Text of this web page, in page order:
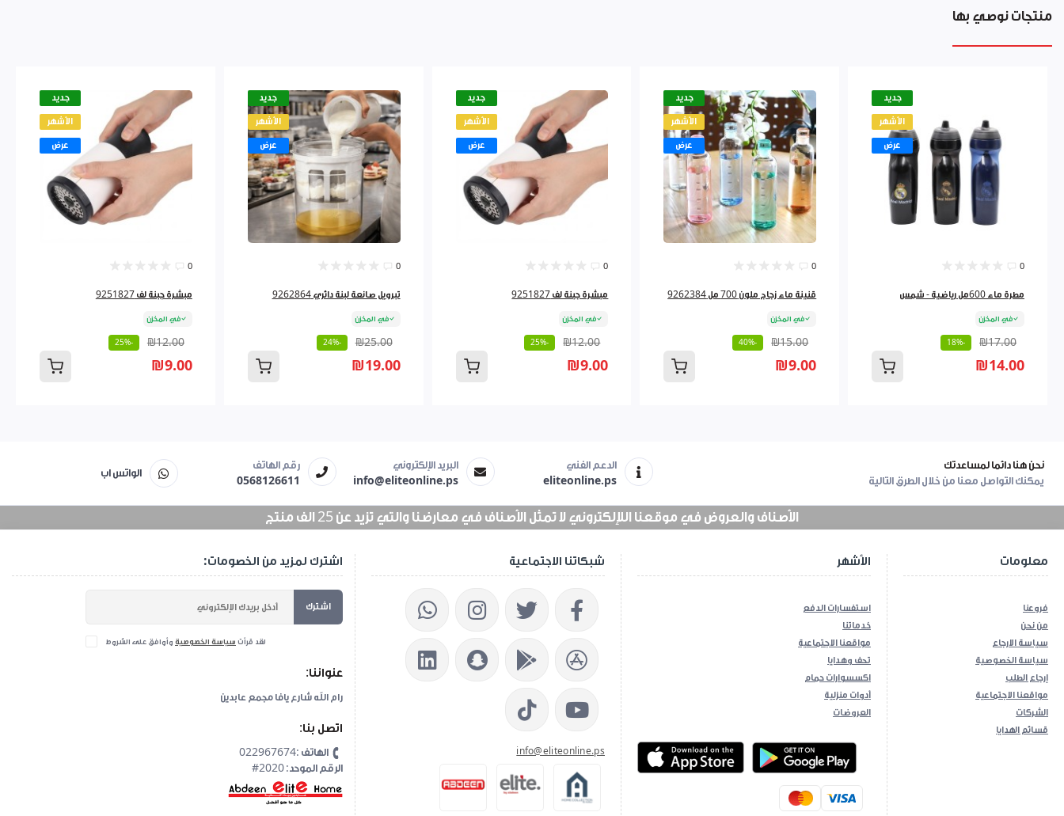
منتجات نوصي بها
جديد
الأشهر
عرض
0
مطرة ماء 600مل رياضية - شمس
في المخزن
₪17.00
-18%
₪14.00
جديد
الأشهر
عرض
0
قنينة ماء زجاج ملون 700 مل 9262384
في المخزن
₪15.00
-40%
₪9.00
جديد
الأشهر
عرض
0
مبشرة جبنة لف 9251827
في المخزن
₪12.00
-25%
₪9.00
جديد
الأشهر
عرض
0
تبرويل صانعة لبنة دائري 9262864
في المخزن
₪25.00
-24%
₪19.00
جديد
الأشهر
عرض
0
مبشرة جبنة لف 9251827
في المخزن
₪12.00
-25%
₪9.00
نحن هنا دائما لمساعدتك
يمكنك التواصل معنا من خلال الطرق التالية
الدعم الفني
eliteonline.ps
البريد الإلكتروني
info@eliteonline.ps
رقم الهاتف
0568126611
الواتس اب
الأصناف والعروض في موقعنا اللإلكتروني لا تمثل الأصناف في معارضنا والتي تزيد عن 25 الف منتج
اشترك لمزيد من الخصومات:
اشترك
لقد قرأت سياسة الخصوصية وأوافق على الشروط
عنواننا:
رام الله شارع يافا مجمع عابدين
اتصل بنا:
الهاتف :022967674
#2020 :الرقم الموحد
شبكاتنا الاجتماعية
info@eliteonline.ps
الأشهر
استفسارات الدفع
خدماتنا
مواقعنا الاجتماعية
تحف وهدايا
اكسسوارات حمام
أدوات منزلية
العروضات
ios App Android App
معلومات
فروعنا
من نحن
سياسة الارجاع
سياسة الخصوصية
إرجاع الطلب
مواقعنا الاجتماعية
الشركات
قسائم الهدايا